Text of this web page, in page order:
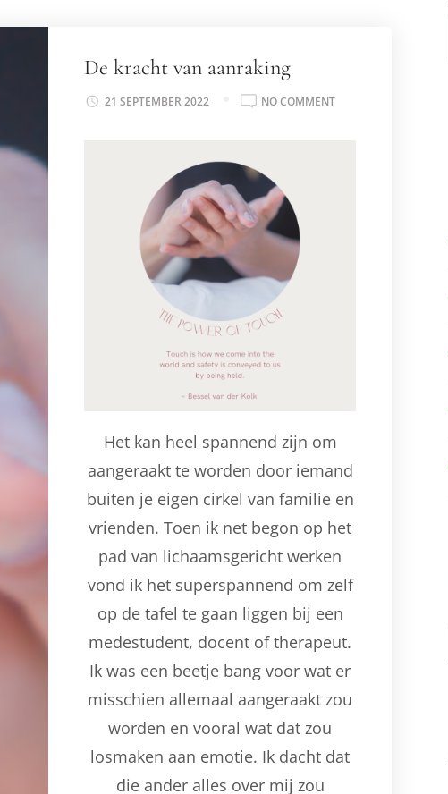
De kracht van aanraking
21 SEPTEMBER 2022 NO COMMENTON
Het kan heel spannend zijn om
aangeraakt te worden door iemand
buiten je eigen cirkel van familie en
vrienden. Toen ik net begon op het
pad van lichaamsgericht werken
vond ik het superspannend om zelf
op de tafel te gaan liggen bij een
medestudent, docent of therapeut.
Ik was een beetje bang voor wat er
misschien allemaal aangeraakt zou
worden en vooral wat dat zou
losmaken aan emotie. Ik dacht dat
die ander alles over mij zou